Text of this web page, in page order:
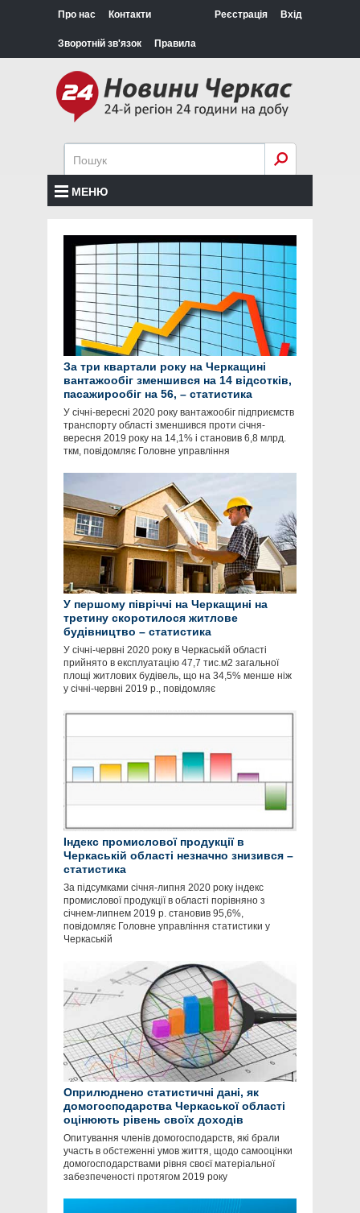
Про нас Контакти
Зворотній зв'язок Правила
Реєстрація Вхід
МЕНЮ
За три квартали року на Черкащині
вантажообіг зменшився на 14 відсотків,
пасажирообіг на 56, – статистика
У січні-вересні 2020 року вантажообіг підприємств
транспорту області зменшився проти січня-
вересня 2019 року на 14,1% і становив 6,8 млрд.
ткм, повідомляє Головне управління
У першому півріччі на Черкащині на
третину скоротилося житлове
будівництво – статистика
У січні-червні 2020 року в Черкаській області
прийнято в експлуатацію 47,7 тис.м2 загальної
площі житлових будівель, що на 34,5% менше ніж
у січні-червні 2019 р., повідомляє
Індекс промислової продукції в
Черкаській області незначно знизився –
статистика
За підсумками січня-липня 2020 року індекс
промислової продукції в області порівняно з
січнем-липнем 2019 р. становив 95,6%,
повідомляє Головне управління статистики у
Черкаській
Оприлюднено статистичні дані, як
домогосподарства Черкаської області
оцінюють рівень своїх доходів
Опитування членів домогосподарств, які брали
участь в обстеженні умов життя, щодо самооцінки
домогосподарствами рівня своєї матеріальної
забезпеченості протягом 2019 року